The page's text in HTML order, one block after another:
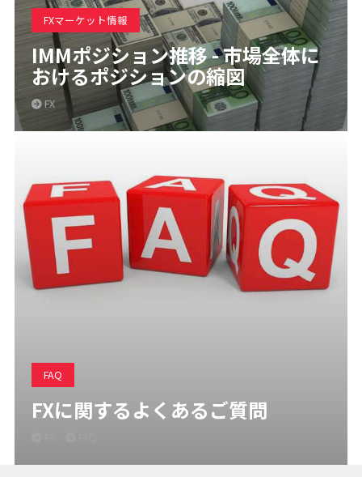
FXマーケット情報
IMMポジション推移 - 市場全体に
おけるポジションの縮図
FX
FAQ
FXに関するよくあるご質問